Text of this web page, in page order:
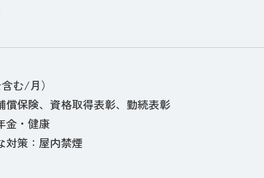
む/月）
償保険、資格取得表彰、勤続表彰
金・健康
策：屋内禁煙